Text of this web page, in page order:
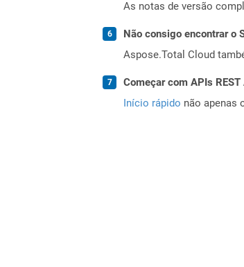
As notas de versão
Não consigo encontrar o
Aspose.Total Cloud
Começar com APIs
Início rápido não apenas